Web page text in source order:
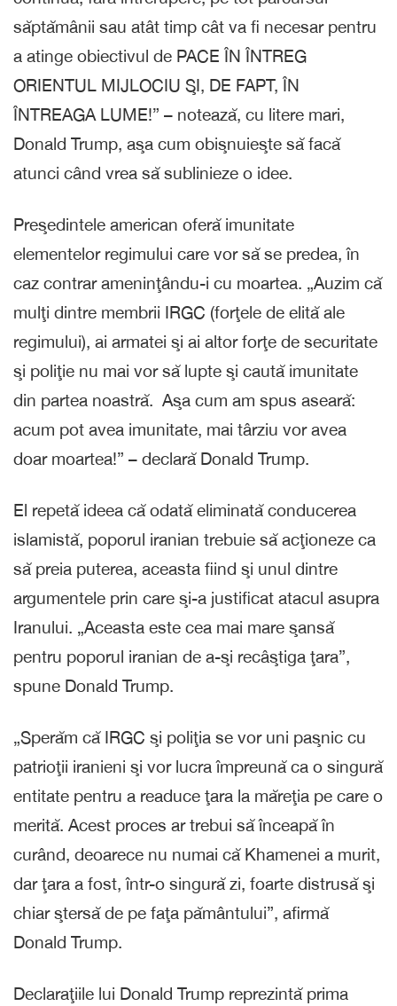
săptămânii sau atât timp cât va fi necesar pentru
a atinge obiectivul de PACE ÎN ÎNTREG
ORIENTUL MIJLOCIU ŞI, DE FAPT, ÎN
ÎNTREAGA LUME!” – notează, cu litere mari,
Donald Trump, aşa cum obişnuieşte să facă
atunci când vrea să sublinieze o idee.
Preşedintele american oferă imunitate
elementelor regimului care vor să se predea, în
caz contrar ameninţându-i cu moartea. „Auzim că
mulţi dintre membrii IRGC (forţele de elită ale
regimului), ai armatei şi ai altor forţe de securitate
şi poliţie nu mai vor să lupte şi caută imunitate
din partea noastră. Aşa cum am spus aseară:
acum pot avea imunitate, mai târziu vor avea
doar moartea!” – declară Donald Trump.
El repetă ideea că odată eliminată conducerea
islamistă, poporul iranian trebuie să acţioneze ca
să preia puterea, aceasta fiind şi unul dintre
argumentele prin care şi-a justificat atacul asupra
Iranului. „Aceasta este cea mai mare şansă
pentru poporul iranian de a-şi recâştiga ţara”,
spune Donald Trump.
„Sperăm că IRGC şi poliţia se vor uni paşnic cu
patrioţii iranieni şi vor lucra împreună ca o singură
entitate pentru a readuce ţara la măreţia pe care o
merită. Acest proces ar trebui să înceapă în
curând, deoarece nu numai că Khamenei a murit,
dar ţara a fost, într-o singură zi, foarte distrusă şi
chiar ştersă de pe faţa pământului”, afirmă
Donald Trump.
Declaraţiile lui Donald Trump reprezintă prima